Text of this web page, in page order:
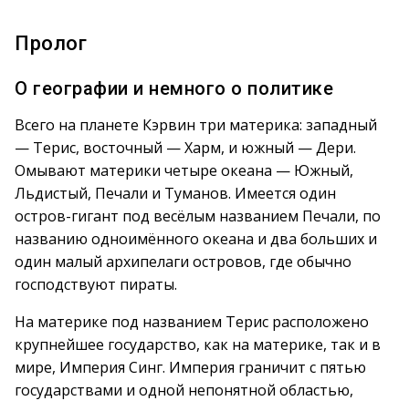
Пролог
О географии и немного о политике
Всего на планете Кэрвин три материка: западный
— Терис, восточный — Харм, и южный — Дери.
Омывают материки четыре океана — Южный,
Льдистый, Печали и Туманов. Имеется один
остров-гигант под весёлым названием Печали, по
названию одноимённого океана и два больших и
один малый архипелаги островов, где обычно
господствуют пираты.
На материке под названием Терис расположено
крупнейшее государство, как на материке, так и в
мире, Империя Синг. Империя граничит с пятью
государствами и одной непонятной областью,